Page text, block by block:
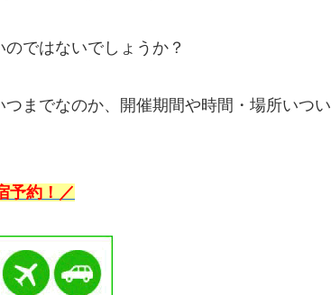
ではないでしょうか？
までなのか、開催期間や時間・場所いつい
予約！／